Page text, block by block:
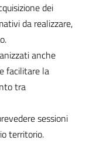
dei
da realizzare,
anche
facilitare la
tra
sessioni
territorio.